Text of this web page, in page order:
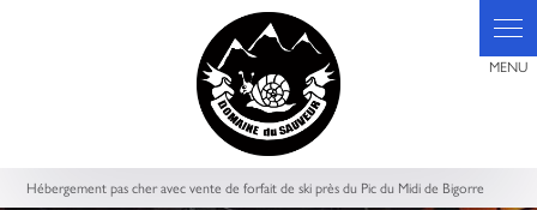
Hébergement pas cher avec vente de forfait de ski près du Pic du Midi de Bigorre